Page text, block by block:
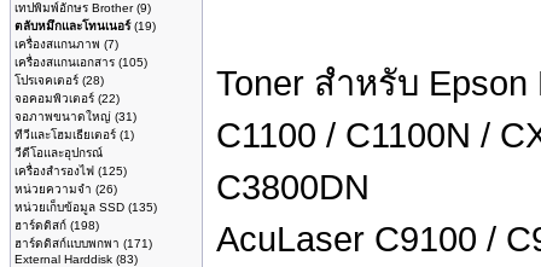
เทปพิมพ์อักษร Brother(9)
ตลับหมึกและโทนเนอร์(19)
เครื่องสแกนภาพ (7)
เครื่องสแกนเอกสาร (105)
โปรเจคเตอร์ (28)
จอคอมพิวเตอร์ (22)
จอภาพขนาดใหญ่ (31)
ทีวีและโฮมเธียเตอร์ (1)
วีดีโอและอุปกรณ์
เครื่องสำรองไฟ (125)
หน่วยความจำ (26)
หน่วยเก็บข้อมูล SSD (135)
ฮาร์ดดิสก์ (198)
ฮาร์ดดิสก์แบบพกพา (171)
External Harddisk (83)
Toner สำหรับ
C1100 / C1100N /
C3800DN
AcuLaser C9100 /